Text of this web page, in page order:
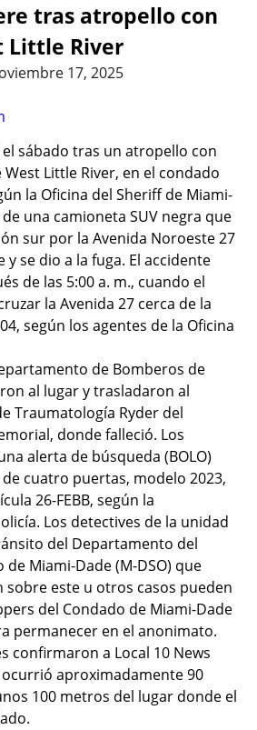
tras atropello con
Little River
17, 2025
sábado tras un atropello con
Little River, en el condado
la Oficina del Sheriff de Miami-
una camioneta SUV negra que
sur por la Avenida Noroeste 27
se dio a la fuga. El accidente
de las 5:00 a. m., cuando el
la Avenida 27 cerca de la
según los agentes de la Oficina
de Bomberos de
al lugar y trasladaron al
Traumatología Ryder del
donde falleció. Los
alerta de búsqueda (BOLO)
cuatro puertas, modelo 2023,
26-FEBB, según la
Los detectives de la unidad
del Departamento del
Miami-Dade (M-DSO) que
este u otros casos pueden
del Condado de Miami-Dade
permanecer en el anonimato.
confirmaron a Local 10 News
aproximadamente 90
100 metros del lugar donde el